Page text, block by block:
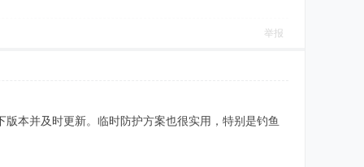
举报
本并及时更新。临时防护方案也很实用，特别是钓鱼